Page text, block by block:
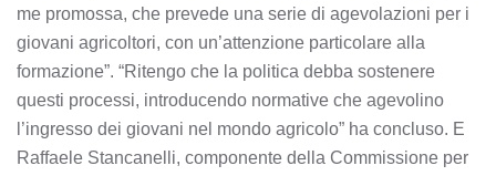
me promossa, che prevede una serie di agevolazioni per i
giovani agricoltori, con un’attenzione particolare alla
formazione”. “Ritengo che la politica debba sostenere
questi processi, introducendo normative che agevolino
l’ingresso dei giovani nel mondo agricolo” ha concluso. E
Raffaele Stancanelli, componente della Commissione per